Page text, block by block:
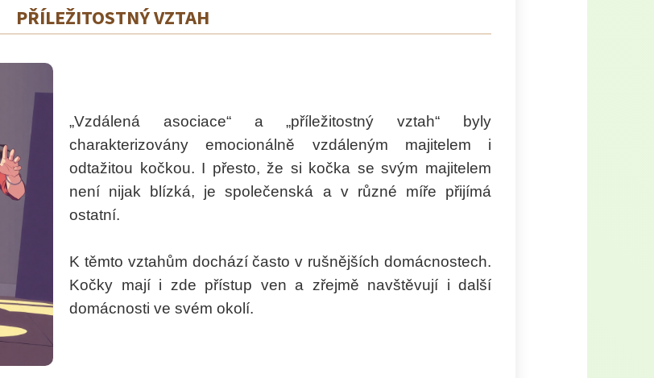
PŘÍLEŽITOSTNÝ VZTAH
„Vzdálená asociace“ a „příležitostný vztah“ byly
charakterizovány emocionálně vzdáleným majitelem i
odtažitou kočkou. I přesto, že si kočka se svým majitelem
není nijak blízká, je společenská a v různé míře přijímá
ostatní.
K těmto vztahům dochází často v rušnějších domácnostech.
Kočky mají i zde přístup ven a zřejmě navštěvují i další
domácnosti ve svém okolí.